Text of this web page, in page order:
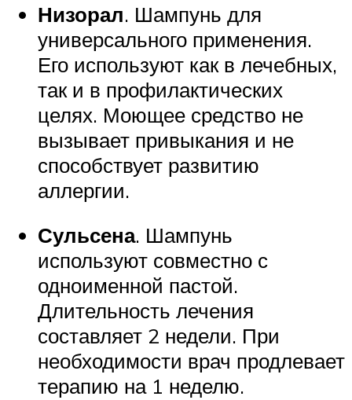
Низорал. Шампунь для
универсального применения.
Его используют как в лечебных,
так и в профилактических
целях. Моющее средство не
вызывает привыкания и не
способствует развитию
аллергии.
Сульсена. Шампунь
используют совместно с
одноименной пастой.
Длительность лечения
составляет 2 недели. При
необходимости врач продлевает
терапию на 1 неделю.